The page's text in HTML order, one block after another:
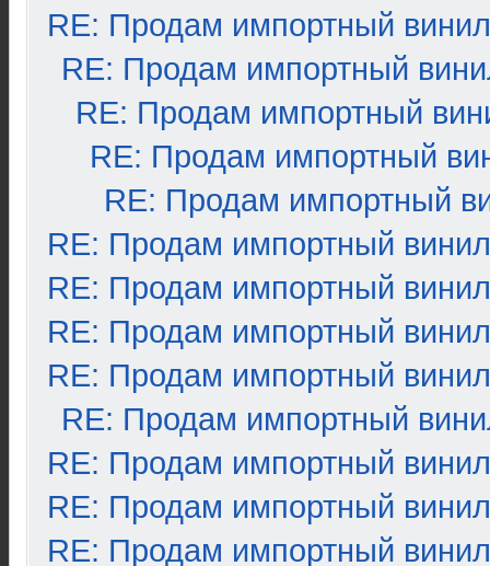
RE: Продам импортный винил
RE: Продам импортный
RE: Продам импортный
RE: Продам импортный
RE: Продам импортный
RE: Продам импортный винил
RE: Продам импортный винил
RE: Продам импортный винил
RE: Продам импортный винил
RE: Продам импортный
RE: Продам импортный винил
RE: Продам импортный винил
RE: Продам импортный винил